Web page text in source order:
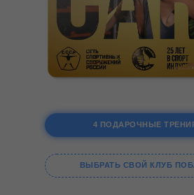
4 ПОДАРОЧНЫЕ
ВЫБРАТЬ СВОЙ КЛУБ